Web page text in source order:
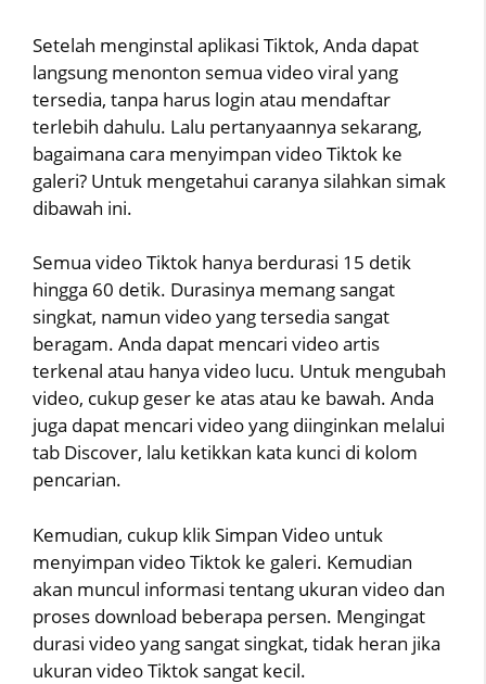
Setelah menginstal aplikasi Tiktok, Anda dapat
langsung menonton semua video viral yang
tersedia, tanpa harus login atau mendaftar
terlebih dahulu. Lalu pertanyaannya sekarang,
bagaimana cara menyimpan video Tiktok ke
galeri? Untuk mengetahui caranya silahkan simak
dibawah ini.
Semua video Tiktok hanya berdurasi 15 detik
hingga 60 detik. Durasinya memang sangat
singkat, namun video yang tersedia sangat
beragam. Anda dapat mencari video artis
terkenal atau hanya video lucu. Untuk mengubah
video, cukup geser ke atas atau ke bawah. Anda
juga dapat mencari video yang diinginkan melalui
tab Discover, lalu ketikkan kata kunci di kolom
pencarian.
Kemudian, cukup klik Simpan Video untuk
menyimpan video Tiktok ke galeri. Kemudian
akan muncul informasi tentang ukuran video dan
proses download beberapa persen. Mengingat
durasi video yang sangat singkat, tidak heran jika
ukuran video Tiktok sangat kecil.